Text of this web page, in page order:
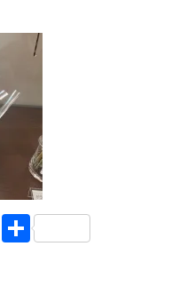
Line共